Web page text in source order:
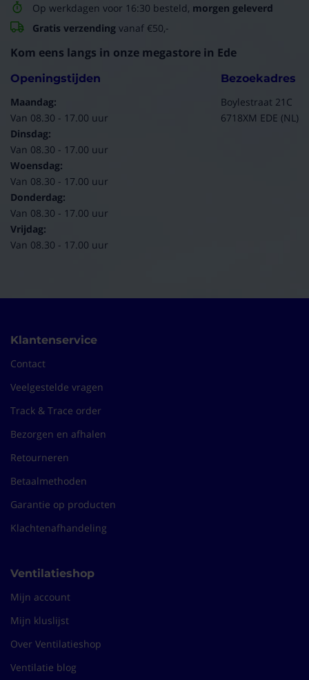
Op werkdagen voor 16:30 besteld, morgen geleverd
Gratis verzending vanaf €50,-
Kom eens langs in onze megastore in Ede
Openingstijden
Maandag:
Van 08.30 - 17.00 uur
Dinsdag:
Van 08.30 - 17.00 uur
Woensdag:
Van 08.30 - 17.00 uur
Donderdag:
Van 08.30 - 17.00 uur
Vrijdag:
Van 08.30 - 17.00 uur
Bezoekadres
Boylestraat 21C
6718XM EDE (NL)
Klantenservice
Contact
Veelgestelde vragen
Track & Trace order
Bezorgen en afhalen
Retourneren
Betaalmethoden
Garantie op producten
Klachtenafhandeling
Ventilatieshop
Mijn account
Mijn kluslijst
Over Ventilatieshop
Ventilatie blog